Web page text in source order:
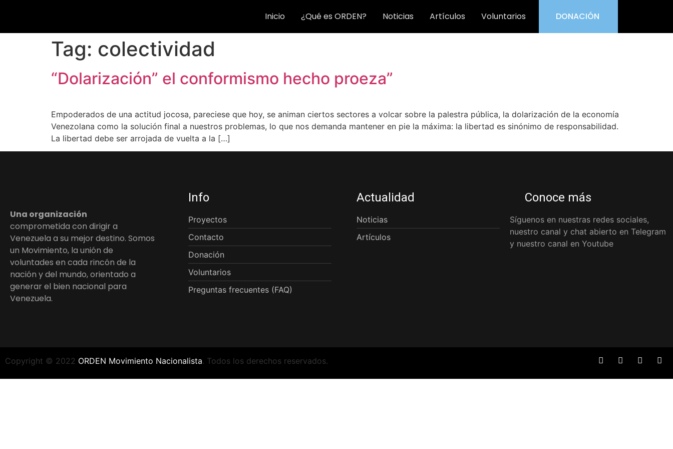
Inicio ¿Qué es ORDEN? Noticias Artículos Voluntarios DONACIÓN
Tag: colectividad
“Dolarización” el conformismo hecho proeza”
Empoderados de una actitud jocosa, pareciese que hoy, se animan ciertos sectores a volcar sobre la palestra pública, la dolarización de la economía
Venezolana como la solución final a nuestros problemas, lo que nos demanda mantener en pie la máxima: la libertad es sinónimo de responsabilidad.
La libertad debe ser arrojada de vuelta a la […]
Una organización
comprometida con dirigir a
Venezuela a su mejor destino. Somos
un Movimiento, la unión de
voluntades en cada rincón de la
nación y del mundo, orientado a
generar el bien nacional para
Venezuela.
Info
Proyectos
Contacto
Donación
Voluntarios
Preguntas frecuentes (FAQ)
Actualidad
Noticias
Artículos
Conoce más
Síguenos en nuestras redes sociales,
nuestro canal y chat abierto en Telegram
y nuestro canal en Youtube
Copyright © 2022 ORDEN Movimiento Nacionalista. Todos los derechos reservados.